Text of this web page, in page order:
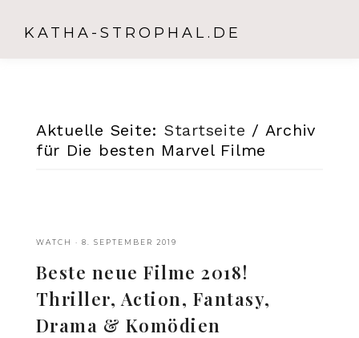
KATHA-STROPHAL.DE
Aktuelle Seite: Startseite / Archiv
für Die besten Marvel Filme
WATCH · 8. SEPTEMBER 2019
Beste neue Filme 2018!
Thriller, Action, Fantasy,
Drama & Komödien